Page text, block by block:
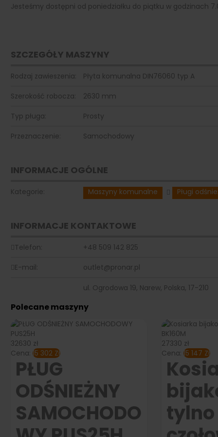
Jesteśmy dostępni od poniedziałku do piątku w godzinach
SZCZEGÓŁY MASZYNY
Rodzaj zawieszenia: Płyta komunalna DIN76060 typ A
Szerokość robocza: 2630 mm
Typ pługa: Prosty
Przeznaczenie: Samochodowy
INFORMACJE OGÓLNE
Kategorie: Maszyny komunalne Pługi
INFORMACJE KONTAKTOWE
Telefon: +48 509 142 825
E-mail: outlet@pronar.pl
ul. Ogrodowa 19, Narew, Polska, 17-210
Polecane maszyny
32630 zł
Cena: 15 302 Zł
PŁUG
ODŚNIEŻNY
SAMOCHODO
27330 zł
Cena: 15 147 Zł
tylno